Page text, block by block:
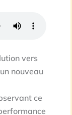
vers
nouveau
ce